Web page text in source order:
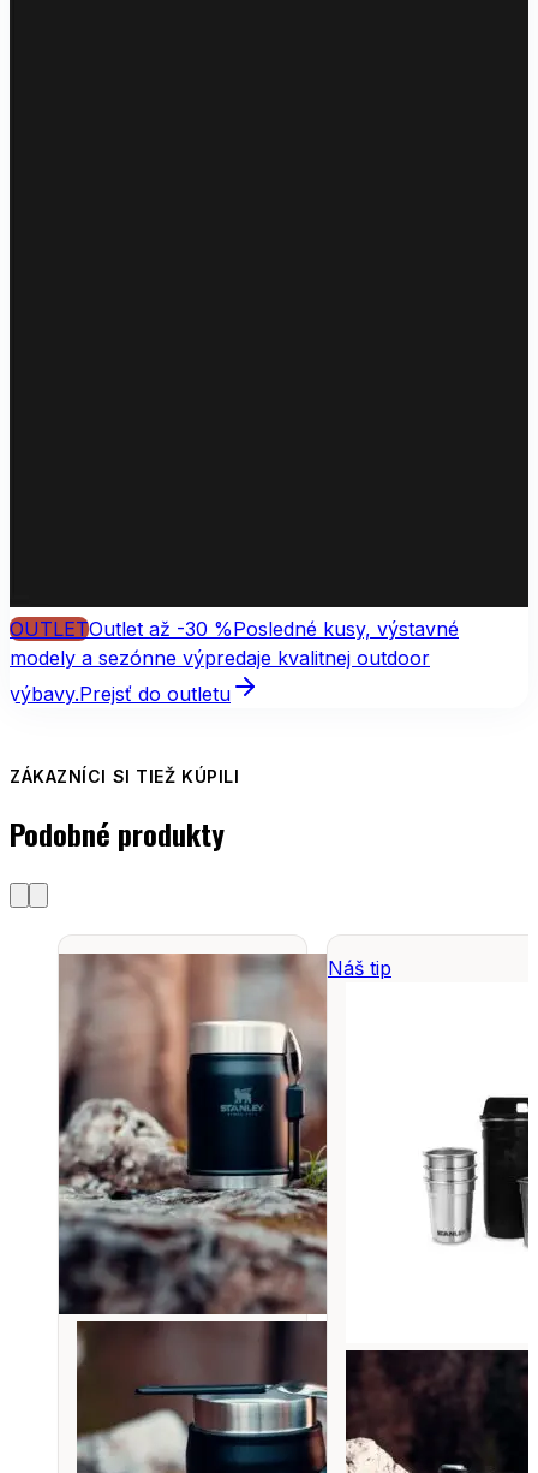
OUTLETOutlet až -30 %Posledné kusy, výstavné
modely a sezónne výpredaje kvalitnej outdoor
výbavy.Prejsť do outletu
ZÁKAZNÍCI SI TIEŽ KÚPILI
Podobné produkty
Náš tip